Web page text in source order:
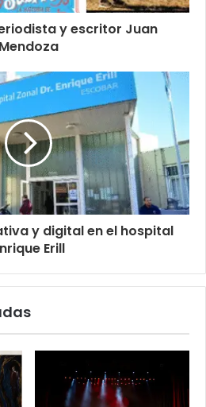
y escritor Juan
Mendoza
y digital en el hospital
Erill